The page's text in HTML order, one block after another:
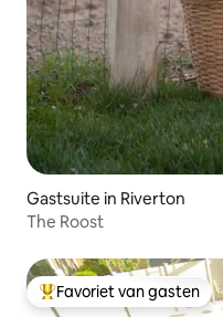
Gastsuite in Riverton
The Roost
Topfavoriet van gasten
Favoriet van gasten